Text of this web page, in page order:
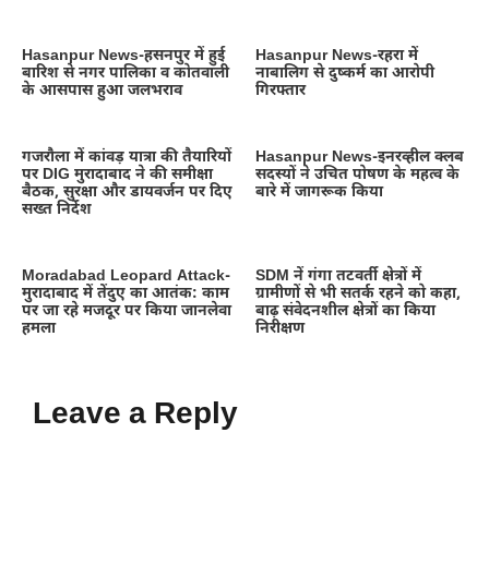
Hasanpur News-हसनपुर में हुई
बारिश से नगर पालिका व कोतवाली
के आसपास हुआ जलभराव
Hasanpur News-रहरा में
नाबालिग से दुष्कर्म का आरोपी
गिरफ्तार
गजरौला में कांवड़ यात्रा की तैयारियों
पर DIG मुरादाबाद ने की समीक्षा
बैठक, सुरक्षा और डायवर्जन पर दिए
सख्त निर्देश
Hasanpur News-इनरव्हील क्लब
सदस्यों ने उचित पोषण के महत्व के
बारे में जागरूक किया
Moradabad Leopard Attack-
मुरादाबाद में तेंदुए का आतंक: काम
पर जा रहे मजदूर पर किया जानलेवा
हमला
SDM नें गंगा तटवर्ती क्षेत्रों में
ग्रामीणों से भी सतर्क रहने को कहा,
बाढ़ संवेदनशील क्षेत्रों का किया
निरीक्षण
Leave a Reply